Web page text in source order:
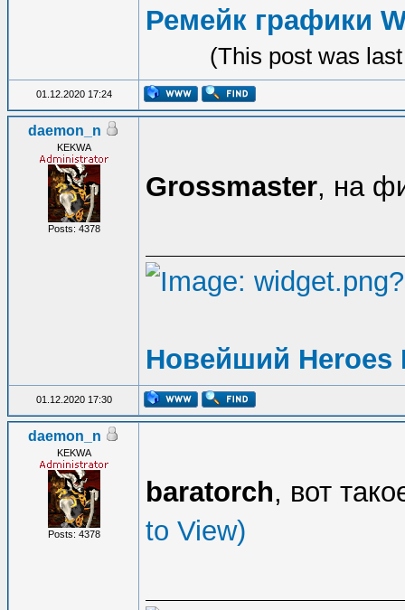
Ремейк графики
(This post was
01.12.2020 17:24
daemon_n
KEKWA
Posts: 4378
Grossmaster, на
Новейший Heroes
01.12.2020 17:30
daemon_n
KEKWA
Posts: 4378
baratorch, вот
to View)